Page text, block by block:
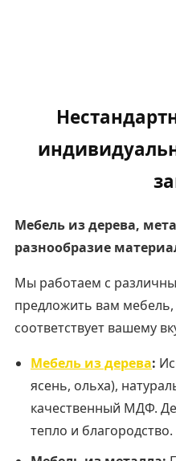
Мебель из дерева,
разнообразие
Мы работаем с
предложить вам
соответствует вашему
Мебель из дерева:
ясень, ольха),
качественный МДФ.
тепло и благородство.